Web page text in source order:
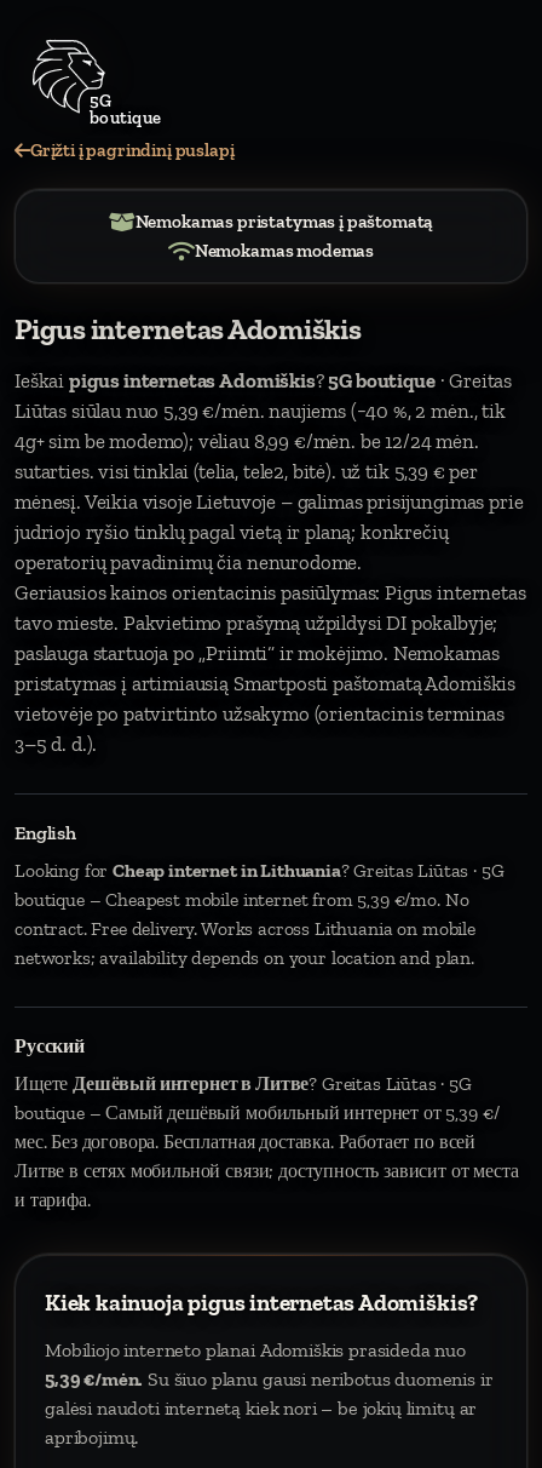
Grįžti į pagrindinį puslapį
Nemokamas pristatymas į paštomatą
Nemokamas modemas
Pigus internetas Adomiškis
Ieškai pigus internetas Adomiškis?5G boutique· Greitas
Liūtas siūlau nuo 5,39 €/mėn. naujiems (−40 %, 2 mėn., tik
4g+ sim be modemo); vėliau 8,99 €/mėn. be 12/24 mėn.
sutarties. visi tinklai (telia, tele2, bitė). už tik 5,39 € per
mėnesį. Veikia visoje Lietuvoje – galimas prisijungimas prie
judriojo ryšio tinklų pagal vietą ir planą; konkrečių
operatorių pavadinimų čia nenurodome.
Geriausios kainos orientacinis pasiūlymas: Pigus internetas
tavo mieste. Pakvietimo prašymą užpildysi DI pokalbyje;
paslauga startuoja po „Priimti“ ir mokėjimo. Nemokamas
pristatymas į artimiausią Smartposti paštomatą Adomiškis
vietovėje po patvirtinto užsakymo (orientacinis terminas
3–5 d. d.).
English
Looking forCheap internet in Lithuania? Greitas Liūtas · 5G
boutique – Cheapest mobile internet from 5,39 €/mo. No
contract. Free delivery. Works across Lithuania on mobile
networks; availability depends on your location and plan.
Русский
ИщетеДешёвый интернет в Литве? Greitas Liūtas · 5G
boutique – Самый дешёвый мобильный интернет от 5,39 €/
мес. Без договора. Бесплатная доставка. Работает по всей
Литве в сетях мобильной связи; доступность зависит от места
и тарифа.
Kiek kainuoja pigus internetas Adomiškis?
Mobiliojo interneto planai Adomiškis prasideda nuo
5,39 €/mėn. Su šiuo planu gausi neribotus duomenis ir
galėsi naudoti internetą kiek nori – be jokių limitų ar
apribojimų.